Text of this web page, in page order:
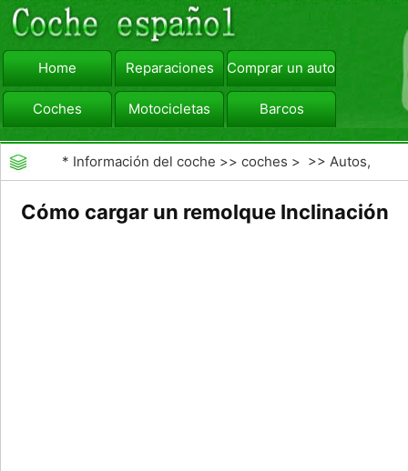
Home Reparaciones Comprar un automóvil
Coches Motocicletas Barcos
viajar Camiones
* Información del coche >>coches > >>Autos,
Cómo cargar un remolque Inclinación